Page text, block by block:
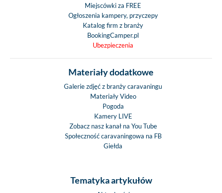
Miejscówki za FREE
Ogłoszenia kampery, przyczepy
Katalog firm z branży
BookingCamper.pl
Ubezpieczenia
Materiały dodatkowe
Galerie zdjęć z branży caravaningu
Materiały Video
Pogoda
Kamery LIVE
Zobacz nasz kanał na You Tube
Społeczność caravaningowa na FB
Giełda
Tematyka artykułów